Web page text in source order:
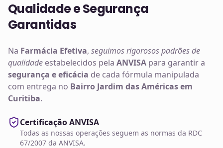
Qualidade e Segurança
Garantidas
Na Farmácia Efetiva, seguimos rigorosos padrões de
qualidade estabelecidos pela ANVISA para garantir a
segurança e eficácia de cada fórmula manipulada
com entrega no Bairro Jardim das Américas em
Curitiba.
Certificação ANVISA
Todas as nossas operações seguem as normas da RDC
67/2007 da ANVISA.